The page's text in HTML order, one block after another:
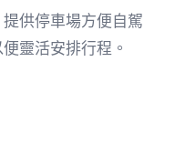
供停車場方便自駕
靈活安排行程。